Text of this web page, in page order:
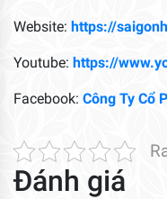
Website: https://
Youtube: https://
Facebook: Công Ty Cổ
Đánh giá